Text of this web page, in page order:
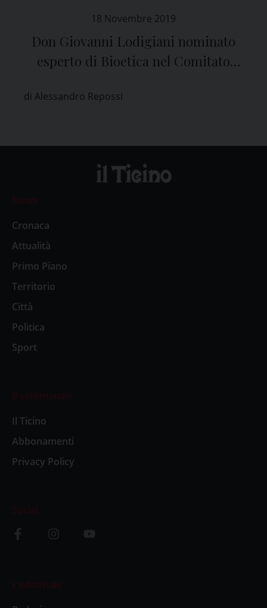
18 Novembre 2019
Don Giovanni Lodigiani nominato
esperto di Bioetica nel Comitato
di Alessandro Repossi
News
Cronaca
Attualità
Primo Piano
Territorio
Città
Politica
Sport
Il settimanale
Il Ticino
Abbonamenti
Privacy Policy
Social
L’editoriale